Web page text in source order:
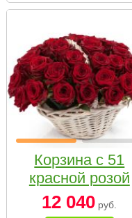
Корзина с 51
красной розой
12 040 руб.